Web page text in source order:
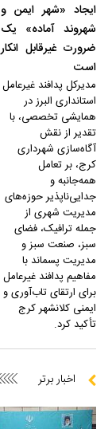
ایجاد «شهر ایمن و
شهروند آماده» یک
ضرورت غیرقابل انکار
است
مدیرکل پدافند غیرعامل
استانداری البرز در
همایشی تخصصی، با
تقدیر از نقش
آگاه‌سازی شهرداری
کرج، بر تعامل
همه‌جانبه و
جدایی‌ناپذیر حوزه‌های
مدیریت شهری از
جمله ترافیک، فضای
سبز، صنعت سبز و
مدیریت پسماند با
مفاهیم پدافند غیرعامل
برای ارتقای تاب‌آوری و
ایمنی کلانشهر کرج
تأکید کرد.
اخبار برتر